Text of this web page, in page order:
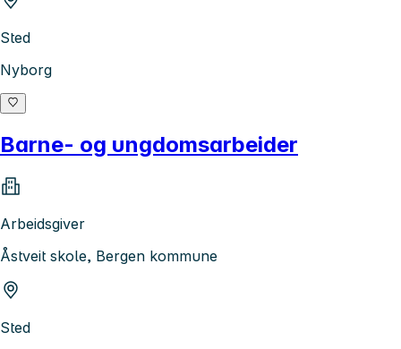
Sted
Nyborg
Barne- og ungdomsarbeider
Arbeidsgiver
Åstveit skole, Bergen kommune
Sted